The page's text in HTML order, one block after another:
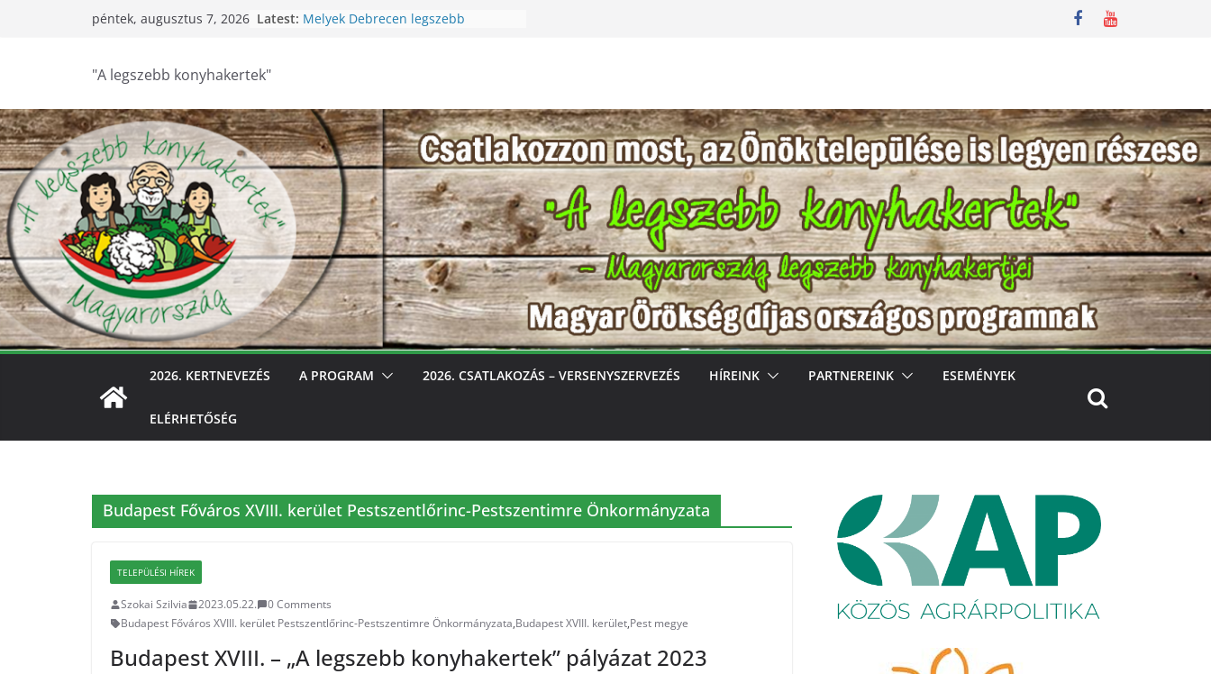
péntek, augusztus 7, 2026 Latest: Melyek Debrecen legszebb
nógrádi óvoda! Különleges módon
nevelik a természet szeretetére a
legkisebbeket
Keresik Debrecen legszebb
konyhakertjeit
Debrecen – Ültess, gondozd, nyerj:
Debrecen legszebb konyhakertjeit
keresik – videóval
"A legszebb konyhakertek"
2026. KERTNEVEZÉS A PROGRAM 2026. CSATLAKOZÁS – VERSENYSZERVEZÉS HÍREINK PARTNEREINK ESEMÉNYEK
ELÉRHETŐSÉG
Budapest Főváros XVIII. kerület Pestszentlőrinc-Pestszentimre Önkormányzata
TELEPÜLÉSI HÍREK
Szokai Szilvia 2023.05.22.
0 Comments
Budapest Főváros XVIII. kerület Pestszentlőrinc-Pestszentimre Önkormányzata,Budapest XVIII. kerület,Pest megye
Budapest XVIII. – „A legszebb konyhakertek” pályázat 2023